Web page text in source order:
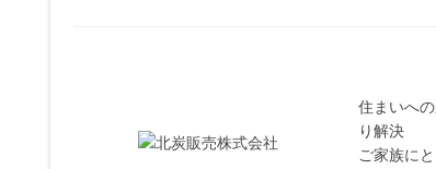
住まいへ
り解決
ご家族に